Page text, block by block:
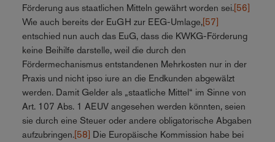
Förderung aus staatlichen Mitteln gewährt worden sei.[56]
Wie auch bereits der EuGH zur EEG-Umlage,[57]
entschied nun auch das EuG, dass die KWKG-Förderung
keine Beihilfe darstelle, weil die durch den
Fördermechanismus entstandenen Mehrkosten nur in der
Praxis und nicht ipso iure an die Endkunden abgewälzt
werden. Damit Gelder als „staatliche Mittel“ im Sinne von
Art. 107 Abs. 1 AEUV angesehen werden könnten, seien
sie durch eine Steuer oder andere obligatorische Abgaben
aufzubringen.[58] Die Europäische Kommission habe bei